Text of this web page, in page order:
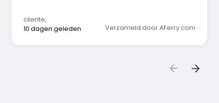
cliente,
10 dagen geleden
Verzameld door AFerry.com